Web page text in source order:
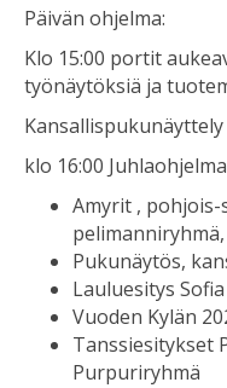
Päivän ohjelma:
Klo 15:00 portit
työnäytöksiä ja
Kansallispukunäyttely
klo 16:00 Juhlaohjelma
Amyrit ,
Pukunäytös,
Lauluesitys
Vuoden Kylän
Tanssiesitykset
Purpuriryhmä